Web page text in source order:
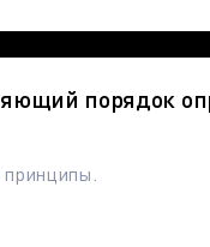
порядок